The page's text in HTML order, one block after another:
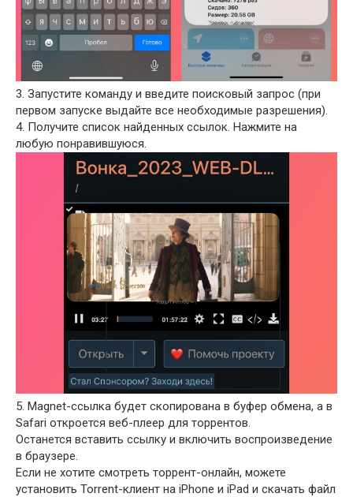
3. Запустите команду и введите поисковый запрос (при
первом запуске выдайте все необходимые разрешения).
4. Получите список найденных ссылок. Нажмите на
любую понравившуюся.
5. Magnet-ссылка будет скопирована в буфер обмена, а в
Safari откроется веб-плеер для торрентов.
Останется вставить ссылку и включить воспроизведение
в браузере.
Если не хотите смотреть торрент-онлайн, можете
установить Torrent-клиент на iPhone и iPad и скачать файл